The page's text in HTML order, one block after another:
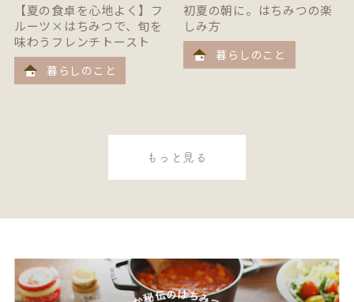
【夏の食卓を心地よく】フ
ルーツ×はちみつで、旬を
味わうフレンチトースト
暮らしのこと
初夏の朝に。はちみつの楽
しみ方
暮らしのこと
もっと見る